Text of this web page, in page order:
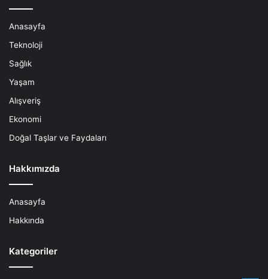
Anasayfa
Teknoloji
Sağlık
Yaşam
Alışveriş
Ekonomi
Doğal Taşlar ve Faydaları
Hakkımızda
Anasayfa
Hakkında
Kategoriler